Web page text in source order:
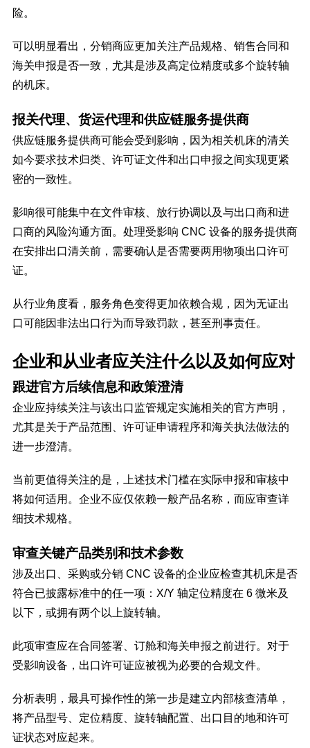
险。
可以明显看出，分销商应更加关注产品规格、销售合同和
海关申报是否一致，尤其是涉及高定位精度或多个旋转轴
的机床。
报关代理、货运代理和供应链服务提供商
供应链服务提供商可能会受到影响，因为相关机床的清关
如今要求技术归类、许可证文件和出口申报之间实现更紧
密的一致性。
影响很可能集中在文件审核、放行协调以及与出口商和进
口商的风险沟通方面。处理受影响 CNC 设备的服务提供商
在安排出口清关前，需要确认是否需要两用物项出口许可
证。
从行业角度看，服务角色变得更加依赖合规，因为无证出
口可能因非法出口行为而导致罚款，甚至刑事责任。
企业和从业者应关注什么以及如何应对
跟进官方后续信息和政策澄清
企业应持续关注与该出口监管规定实施相关的官方声明，
尤其是关于产品范围、许可证申请程序和海关执法做法的
进一步澄清。
当前更值得关注的是，上述技术门槛在实际申报和审核中
将如何适用。企业不应仅依赖一般产品名称，而应审查详
细技术规格。
审查关键产品类别和技术参数
涉及出口、采购或分销 CNC 设备的企业应检查其机床是否
符合已披露标准中的任一项：X/Y 轴定位精度在 6 微米及
以下，或拥有两个以上旋转轴。
此项审查应在合同签署、订舱和海关申报之前进行。对于
受影响设备，出口许可证应被视为必要的合规文件。
分析表明，最具可操作性的第一步是建立内部核查清单，
将产品型号、定位精度、旋转轴配置、出口目的地和许可
证状态对应起来。